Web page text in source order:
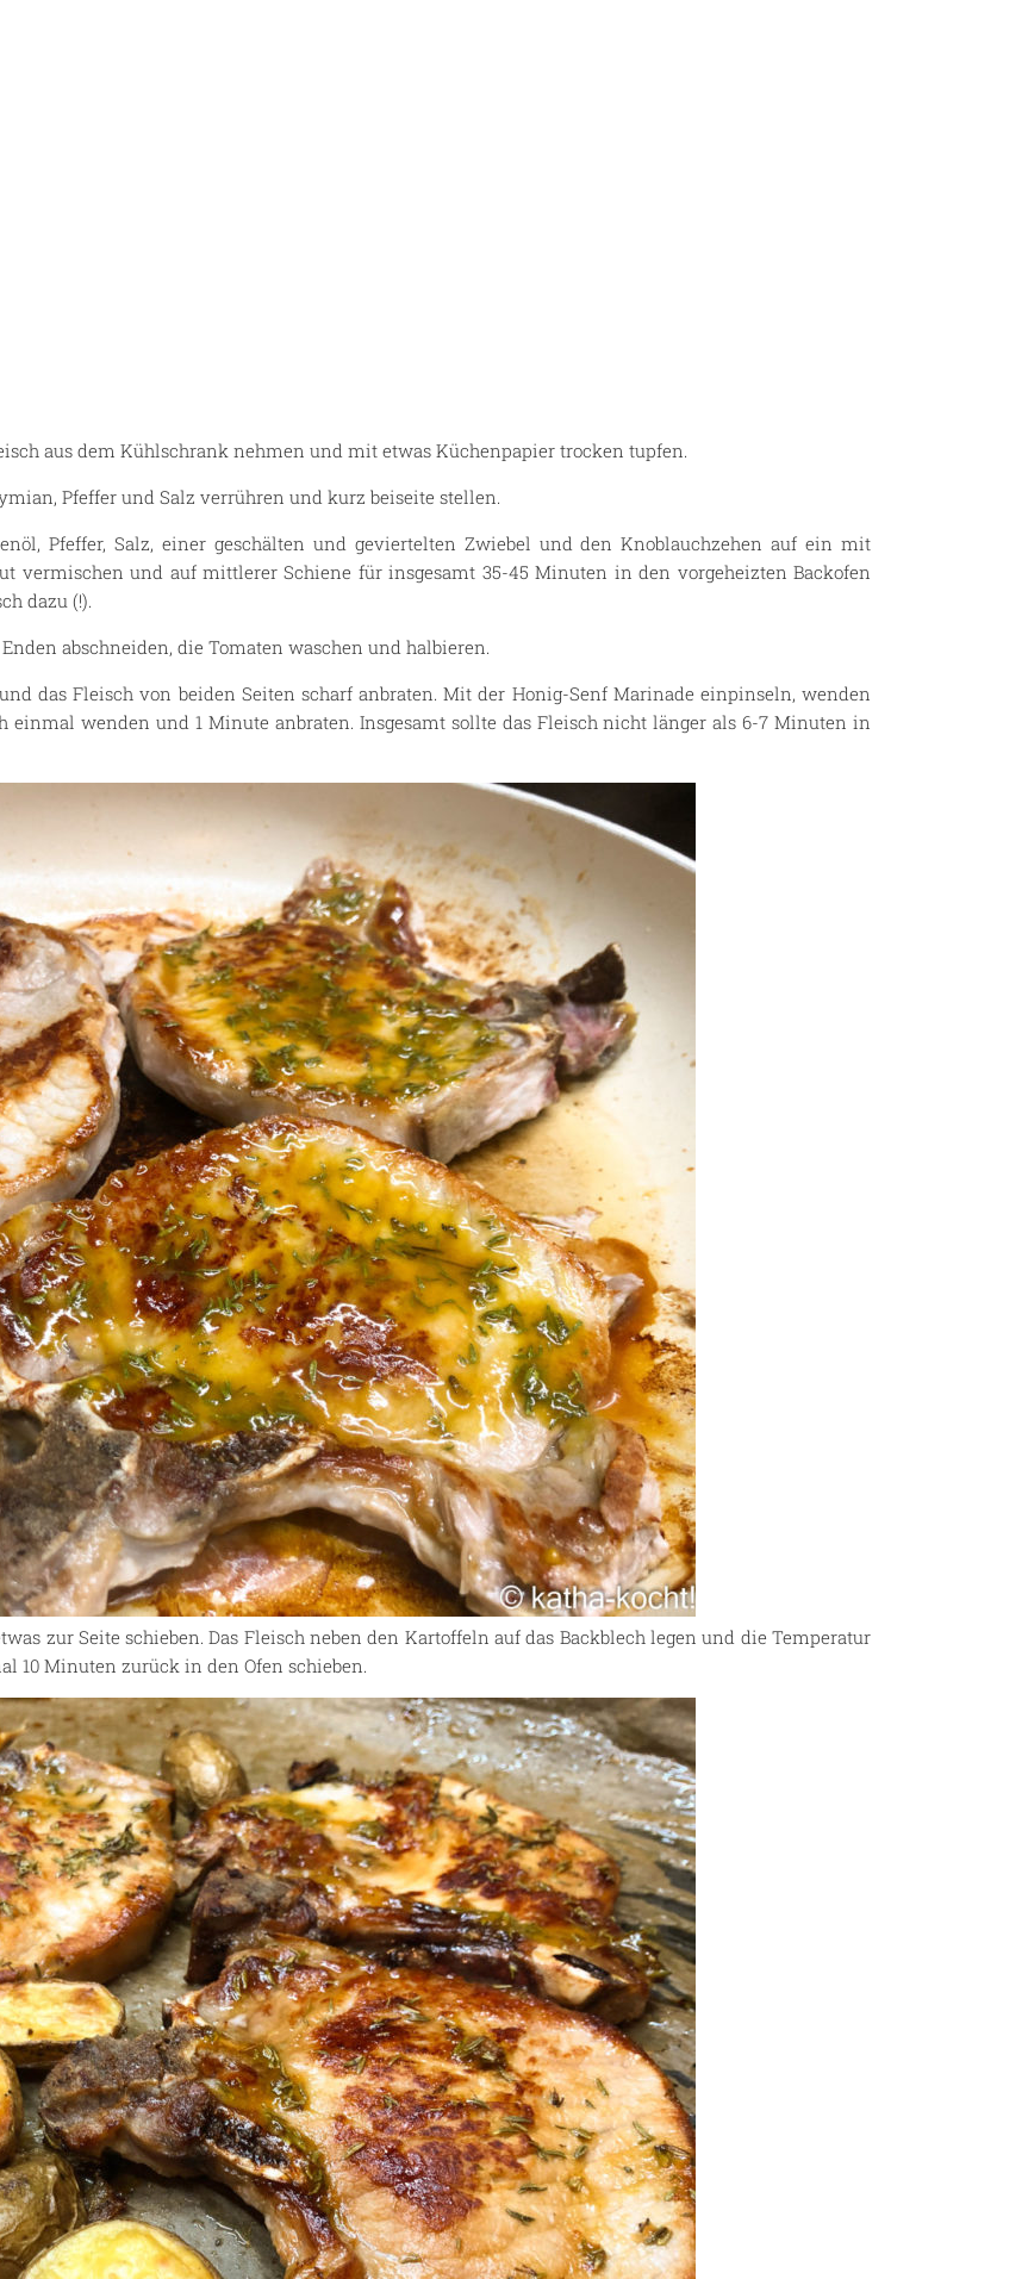
aus dem Kühlschrank nehmen und mit etwas Küchenpapier trocken tupfen.
Pfeffer und Salz verrühren und kurz beiseite stellen.
Pfeffer, Salz, einer geschälten und geviertelten Zwiebel und den Knoblauchzehen auf ein mit
vermischen und auf mittlerer Schiene für insgesamt 35-45 Minuten in den vorgeheizten Backofen
dazu (!).
abschneiden, die Tomaten waschen und halbieren.
das Fleisch von beiden Seiten scharf anbraten. Mit der Honig-Senf Marinade einpinseln, wenden
einmal wenden und 1 Minute anbraten. Insgesamt sollte das Fleisch nicht länger als 6-7 Minuten in
zur Seite schieben. Das Fleisch neben den Kartoffeln auf das Backblech legen und die Temperatur
10 Minuten zurück in den Ofen schieben.